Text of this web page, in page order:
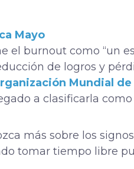
Mayo
el burnout como “un
de logros y
Mundial de
a clasificarla
más sobre los
tomar tiempo libre